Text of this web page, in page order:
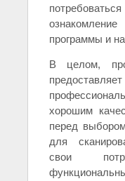
программы и
В целом,
хорошим
перед
для
свои